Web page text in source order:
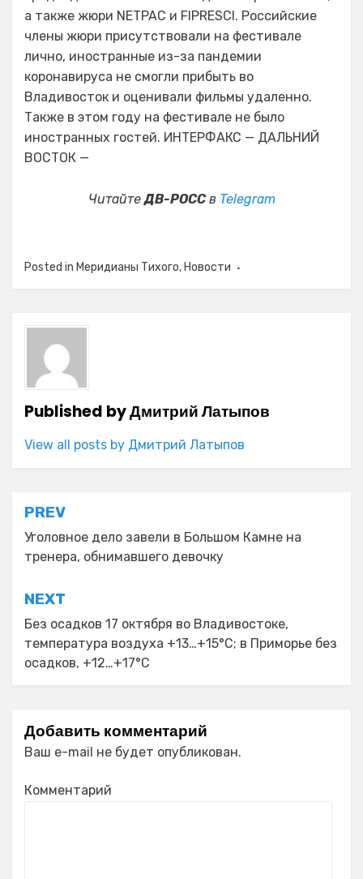
а также жюри NETPAC и FIPRESCI. Российские
члены жюри присутствовали на фестивале
лично, иностранные из-за пандемии
коронавируса не смогли прибыть во
Владивосток и оценивали фильмы удаленно.
Также в этом году на фестивале не было
иностранных гостей. ИНТЕРФАКС — ДАЛЬНИЙ
ВОСТОК —
ЧитайтеДВ-РОССв Telegram
Posted in Меридианы Тихого, Новости
Published byДмитрий Латыпов
View all posts by Дмитрий Латыпов
Навигация
по
записям
PREV
Уголовное дело завели в Большом Камне на
тренера, обнимавшего девочку
NEXT
Без осадков 17 октября во Владивостоке,
температура воздуха +13…+15°C; в Приморье без
осадков, +12…+17°C
Добавить комментарий
Ваш e-mail не будет опубликован.
Комментарий